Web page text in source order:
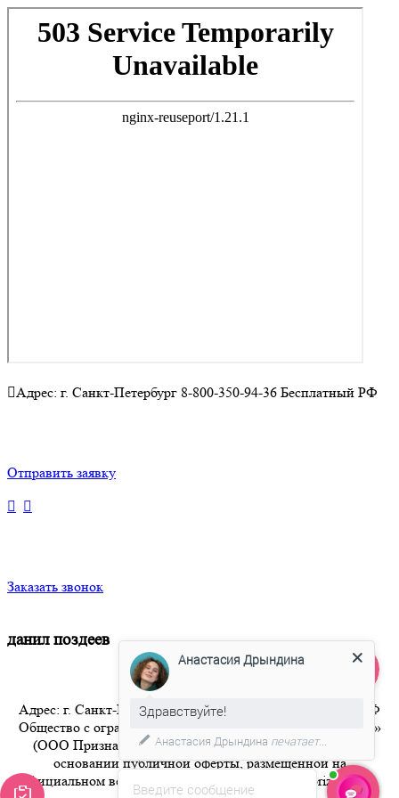
Адрес: г. Санкт-Петербург 8-800-350-94-36 Бесплатный РФ
Отправить заявку
Заказать звонок
данил поздеев
Адрес: г. Санкт-Петербург 8-800-350-94-36 Бесплатный РФ
Общество с ограниченной ответственностью «Признание»
(ООО Признание) осуществляет свою деятельность на
основании публичной оферты, размещенной на
официальном веб-сайте компании по адресу artpriznanie.ru
Введите сообщение
Анастасия Дрындина
Здравствуйте!
Анастасия Дрындина печатает...